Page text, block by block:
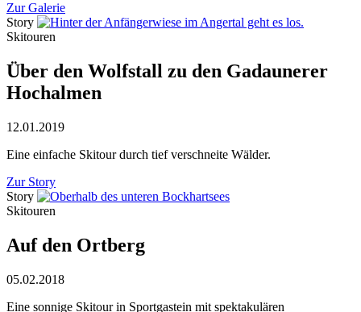
Zur Galerie
Story
Skitouren
Über den Wolfstall zu den Gadaunerer
Hochalmen
12.01.2019
Eine einfache Skitour durch tief verschneite Wälder.
Zur Story
Story
Skitouren
Auf den Ortberg
05.02.2018
Eine sonnige Skitour in Sportgastein mit spektakulären